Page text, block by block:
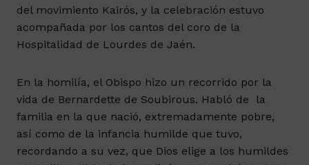
del movimiento Kairós, y la celebración estuvo
acompañada por los cantos del coro de la
Hospitalidad de Lourdes de Jaén.
En la homilía, el Obispo hizo un recorrido por la
vida de Bernardette de Soubirous. Habló de la
familia en la que nació, extremadamente pobre,
así como de la infancia humilde que tuvo,
recordando a su vez, que Dios elige a los humildes